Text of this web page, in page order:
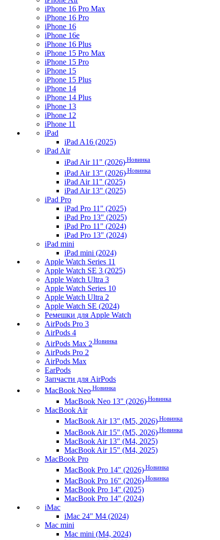
iPhone 16 Pro Max
iPhone 16 Pro
iPhone 16
iPhone 16e
iPhone 16 Plus
iPhone 15 Pro Max
iPhone 15 Pro
iPhone 15
iPhone 15 Plus
iPhone 14
iPhone 14 Plus
iPhone 13
iPhone 12
iPhone 11
iPad
iPad A16 (2025)
iPad Air
iPad Air 11" (2026) Новинка
iPad Air 13" (2026) Новинка
iPad Air 11" (2025)
iPad Air 13" (2025)
iPad Pro
iPad Pro 11" (2025)
iPad Pro 13" (2025)
iPad Pro 11" (2024)
iPad Pro 13" (2024)
iPad mini
iPad mini (2024)
Apple Watch Series 11
Apple Watch SE 3 (2025)
Apple Watch Ultra 3
Apple Watch Series 10
Apple Watch Ultra 2
Apple Watch SE (2024)
Ремешки для Apple Watch
AirPods Pro 3
AirPods 4
AirPods Max 2 Новинка
AirPods Pro 2
AirPods Max
EarPods
Запчасти для AirPods
MacBook Neo Новинка
MacBook Neo 13" (2026) Новинка
MacBook Air
MacBook Air 13" (M5, 2026) Новинка
MacBook Air 15" (M5, 2026) Новинка
MacBook Air 13" (M4, 2025)
MacBook Air 15" (M4, 2025)
MacBook Pro
MacBook Pro 14" (2026) Новинка
MacBook Pro 16" (2026) Новинка
MacBook Pro 14" (2025)
MacBook Pro 14" (2024)
iMac
iMac 24" M4 (2024)
Mac mini
Mac mini (M4, 2024)